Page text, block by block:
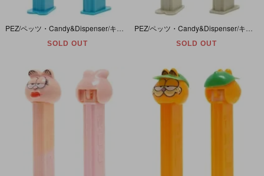
SOLD OUT SOLD OUT